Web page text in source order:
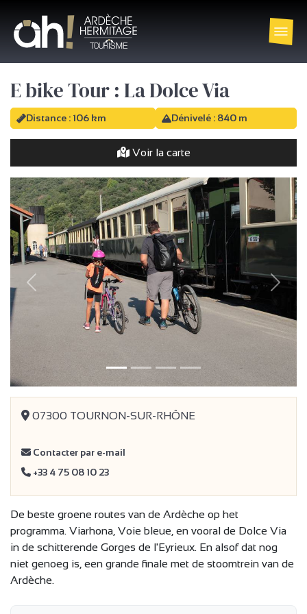
E bike Tour : La Dolce Via
Distance : 106 km Dénivelé : 840 m
Voir la carte
Vorige
07300 TOURNON-SUR-RHÔNE
Contacter par e-mail
+33 4 75 08 10 23
De beste groene routes van de Ardèche op het
programma. Viarhona, Voie bleue, en vooral de Dolce Via
in de schitterende Gorges de l'Eyrieux. En alsof dat nog
niet genoeg is, een grande finale met de stoomtrein van de
Ardèche.